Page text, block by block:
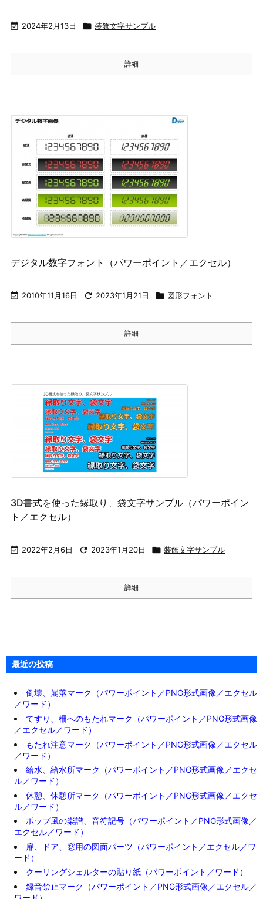
 2024年2月13日  装飾文字サンプル
詳細
デジタル数字フォント（パワーポイント／エクセル）
 2010年11月16日  2023年1月21日  図形フォント
詳細
3D書式を使った縁取り、袋文字サンプル（パワーポイン
ト／エクセル）
 2022年2月6日  2023年1月20日  装飾文字サンプル
詳細
最近の投稿
倒壊、崩落マーク（パワーポイント／PNG形式画像／エクセル
／ワード）
てすり、柵へのもたれマーク（パワーポイント／PNG形式画像
／エクセル／ワード）
もたれ注意マーク（パワーポイント／PNG形式画像／エクセル
／ワード）
給水、給水所マーク（パワーポイント／PNG形式画像／エクセ
ル／ワード）
休憩、休憩所マーク（パワーポイント／PNG形式画像／エクセ
ル／ワード）
ポップ風の楽譜、音符記号（パワーポイント／PNG形式画像／
エクセル／ワード）
扉、ドア、窓用の図面パーツ（パワーポイント／エクセル／ワ
ード）
クーリングシェルターの貼り紙（パワーポイント／ワード）
録音禁止マーク（パワーポイント／PNG形式画像／エクセル／